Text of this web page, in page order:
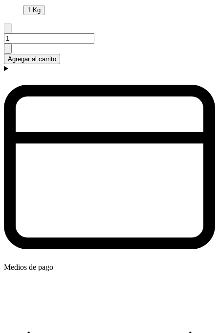
1 Kg
Agregar al carrito
Medios de pago